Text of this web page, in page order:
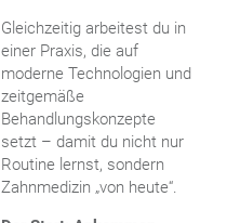
Gleichzeitig arbeitest du in
einer Praxis, die auf
moderne Technologien und
zeitgemäße
Behandlungskonzepte
setzt – damit du nicht nur
Routine lernst, sondern
Zahnmedizin „von heute“.